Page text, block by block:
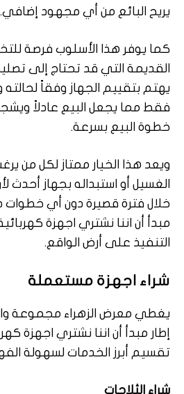
يريح البائع من أي مجهود إضافي.
كما يوفر هذا الأسلوب فرصة
القديمة التي قد تحتاج إلى
يهتم بتقييم الجهاز وفقاً
فقط مما يجعل البيع عادلاً
خطوة البيع بسرعة.
ويعد هذا الخيار ممتاز لكل من
الغسيل أو استبداله بجهاز أحدث
خلال فترة قصيرة دون أي خطوات
مبدأ أن اننا نشتري اجهزة
التنفيذ على أرض الواقع.
شراء اجهزة مستعملة
يغطي معرض الزهراء مجموعة
إطار مبدأ أن اننا نشتري اجهزة
تقسيم أبرز الخدمات لسهولة
شراء الثلاجات